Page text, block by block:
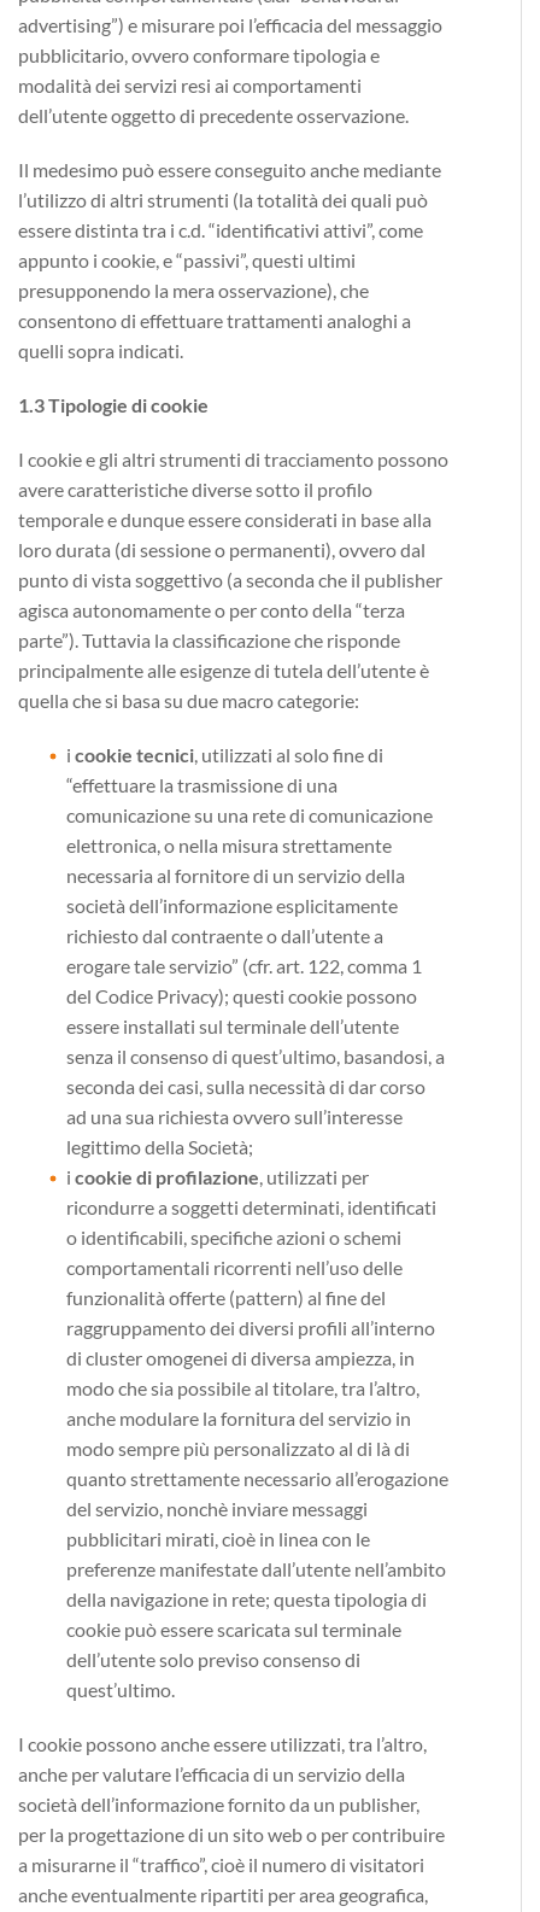
advertising”) e misurare poi l’efficacia del messaggio
pubblicitario, ovvero conformare tipologia e
modalità dei servizi resi ai comportamenti
dell’utente oggetto di precedente osservazione.
Il medesimo può essere conseguito anche mediante
l’utilizzo di altri strumenti (la totalità dei quali può
essere distinta tra i c.d. “identificativi attivi”, come
appunto i cookie, e “passivi”, questi ultimi
presupponendo la mera osservazione), che
consentono di effettuare trattamenti analoghi a
quelli sopra indicati.
1.3 Tipologie di cookie
I cookie e gli altri strumenti di tracciamento possono
avere caratteristiche diverse sotto il profilo
temporale e dunque essere considerati in base alla
loro durata (di sessione o permanenti), ovvero dal
punto di vista soggettivo (a seconda che il publisher
agisca autonomamente o per conto della “terza
parte”). Tuttavia la classificazione che risponde
principalmente alle esigenze di tutela dell’utente è
quella che si basa su due macro categorie:
i cookie tecnici, utilizzati al solo fine di
“effettuare la trasmissione di una
comunicazione su una rete di comunicazione
elettronica, o nella misura strettamente
necessaria al fornitore di un servizio della
società dell’informazione esplicitamente
richiesto dal contraente o dall’utente a
erogare tale servizio” (cfr. art. 122, comma 1
del Codice Privacy); questi cookie possono
essere installati sul terminale dell’utente
senza il consenso di quest’ultimo, basandosi, a
seconda dei casi, sulla necessità di dar corso
ad una sua richiesta ovvero sull’interesse
legittimo della Società;
i cookie di profilazione, utilizzati per
ricondurre a soggetti determinati, identificati
o identificabili, specifiche azioni o schemi
comportamentali ricorrenti nell’uso delle
funzionalità offerte (pattern) al fine del
raggruppamento dei diversi profili all’interno
di cluster omogenei di diversa ampiezza, in
modo che sia possibile al titolare, tra l’altro,
anche modulare la fornitura del servizio in
modo sempre più personalizzato al di là di
quanto strettamente necessario all’erogazione
del servizio, nonchè inviare messaggi
pubblicitari mirati, cioè in linea con le
preferenze manifestate dall’utente nell’ambito
della navigazione in rete; questa tipologia di
cookie può essere scaricata sul terminale
dell’utente solo previso consenso di
quest’ultimo.
I cookie possono anche essere utilizzati, tra l’altro,
anche per valutare l’efficacia di un servizio della
società dell’informazione fornito da un publisher,
per la progettazione di un sito web o per contribuire
a misurarne il “traffico”, cioè il numero di visitatori
anche eventualmente ripartiti per area geografica,